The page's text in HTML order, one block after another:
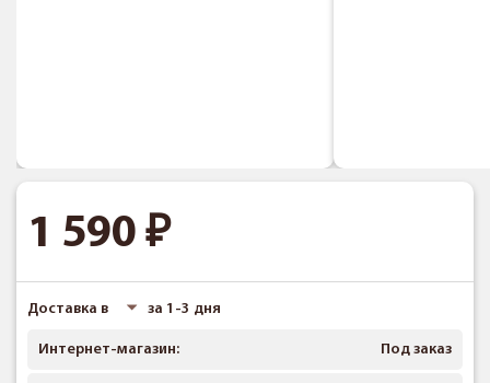
1 590
Доставка в за 1-3 дня
Интернет-магазин: Под заказ